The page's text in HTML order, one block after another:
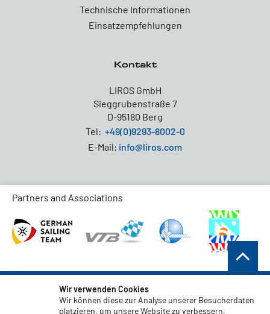
Technische Informationen
Einsatzempfehlungen
Kontakt
LIROS GmbH
Sieggrubenstraße 7
D-95180 Berg
Tel: +49(0)9293-8002-0
E-Mail: info@liros.com
Partners and Associations
AGB
Datenschutz
Wir verwenden Cookies
Wir können diese zur Analyse unserer Besucherdaten
platzieren, um unsere Website zu verbessern,